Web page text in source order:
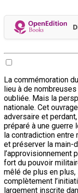
La commémoration
lieu à de
oubliée. Mais la
nationale. Cet
adversaire et perdant,
préparé à une guerre
la contradiction
et préserver la main-
l’approvisionnement
fort du pouvoir
mêlé de plus en plus,
complètement
largement inscrite